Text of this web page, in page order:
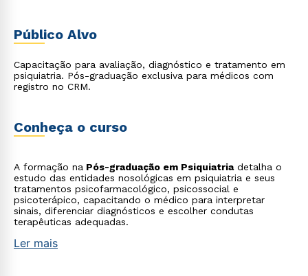
Público Alvo
Capacitação para avaliação, diagnóstico e tratamento em
psiquiatria. Pós-graduação exclusiva para médicos com
registro no CRM.
Conheça o curso
A formação na Pós-graduação em Psiquiatriadetalha o
estudo das entidades nosológicas em psiquiatria e seus
tratamentos psicofarmacológico, psicossocial e
psicoterápico, capacitando o médico para interpretar
sinais, diferenciar diagnósticos e escolher condutas
terapêuticas adequadas.
Ler mais